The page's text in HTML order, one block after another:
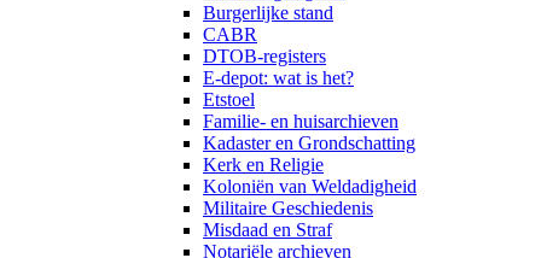
Burgerlijke stand
CABR
DTOB-registers
E-depot: wat is het?
Etstoel
Familie- en huisarchieven
Kadaster en Grondschatting
Kerk en Religie
Koloniën van Weldadigheid
Militaire Geschiedenis
Misdaad en Straf
Notariële archieven